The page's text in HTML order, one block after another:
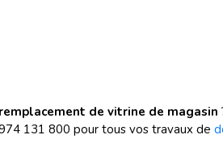
remplacement de vitrine de magasin
131 800 pour tous vos travaux de